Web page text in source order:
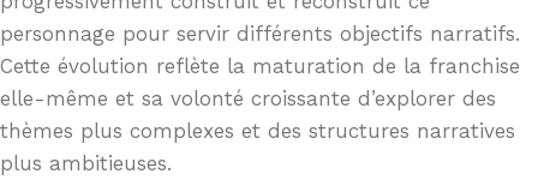
personnage pour servir différents objectifs narratifs.
Cette évolution reflète la maturation de la franchise
elle-même et sa volonté croissante d’explorer des
thèmes plus complexes et des structures narratives
plus ambitieuses.